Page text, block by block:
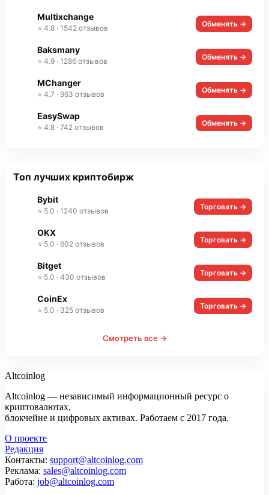
Multixchange
⭐ 4.8 · 1542 отзывов Обменять →
Baksmany
⭐ 4.9 · 1286 отзывов Обменять →
MChanger
⭐ 4.7 · 963 отзывов Обменять →
EasySwap
⭐ 4.8 · 742 отзывов Обменять →
Топ лучших криптобирж
Bybit
⭐ 5.0 · 1240 отзывов Торговать →
OKX
⭐ 5.0 · 602 отзывов Торговать →
Bitget
⭐ 5.0 · 430 отзывов Торговать →
CoinEx
⭐ 5.0 · 325 отзывов Торговать →
Смотреть все →
Altcoinlog
Altcoinlog — независимый информационный ресурс о
криптовалютах,
блокчейне и цифровых активах. Работаем с 2017 года.
О проекте
Редакция
Контакты: support@altcoinlog.com
Реклама: sales@altcoinlog.com
Работа: job@altcoinlog.com